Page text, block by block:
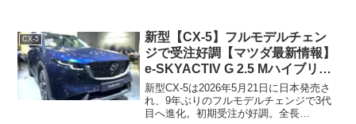
CX-5
新型【CX-5】フルモデルチェン
ジで受注好調【マツダ最新情報】
e-SKYACTIV G 2.5 Mハイブリッ
ド/6AT搭載、マツダ製2.5L
SKYACTIV-Z ハイブリッド搭載
車は2027年予想
新型CX-5は2026年5月21日に日本発売さ
れ、9年ぶりのフルモデルチェンジで3代
目へ進化。初期受注が好調。全長